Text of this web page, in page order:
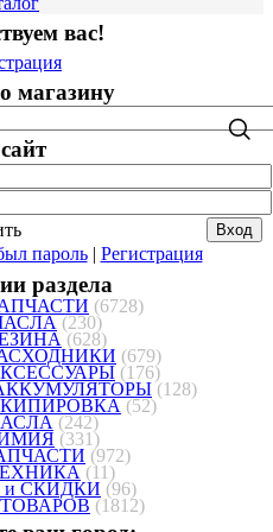
вас!
магазину
пароль| Регистрация
раздела
(6728)
(230)
(628)
(679)
(176)
(128)
(52)
(242)
(331)
(972)
(11)
СКИДКИ (96)
(1812)